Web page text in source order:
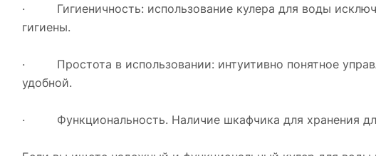
· Гигиеничность: использование кулера для воды
гигиены.
· Простота в использовании: интуитивно понятное
удобной.
· Функциональность. Наличие шкафчика для хранения